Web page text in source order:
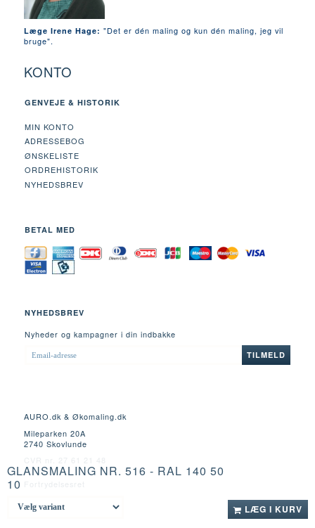
Læge Irene Hage: "Det er dén maling og kun dén maling, jeg vil
bruge".
KONTO
GENVEJE & HISTORIK
MIN KONTO
ADRESSEBOG
ØNSKELISTE
ORDREHISTORIK
NYHEDSBREV
BETAL MED
NYHEDSBREV
Nyheder og kampagner i din indbakke
ADRESSE
TILMELD
AURO.dk & Økomaling.dk
Mileparken 20A
2740 Skovlunde
GLANSMALING NR. 516 - RAL 140 50
10
LÆG I KURV